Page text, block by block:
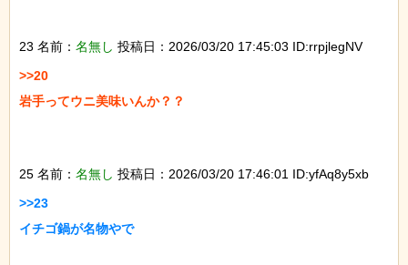
23 名前： 名無し 投稿日：2026/03/20 17:45:03 ID:rrpjlegNV
>>20
岩手ってウニ美味いんか？？
25 名前： 名無し 投稿日：2026/03/20 17:46:01 ID:yfAq8y5xb
>>23
イチゴ鍋が名物やで